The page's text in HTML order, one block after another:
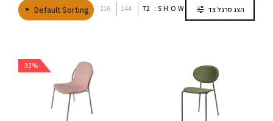
הצג סרגל צד Default Sorting SHOW:
72
144
216
-32%